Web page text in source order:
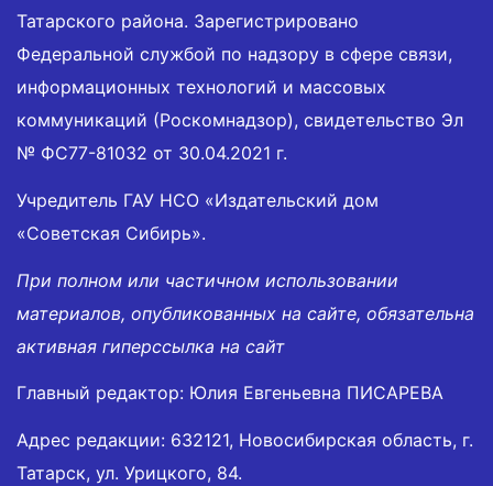
Татарского района. Зарегистрировано
Федеральной службой по надзору в сфере связи,
информационных технологий и массовых
коммуникаций (Роскомнадзор), свидетельство Эл
№ ФС77-81032 от 30.04.2021 г.
Учредитель ГАУ НСО «Издательский дом
«Советская Сибирь».
При полном или частичном использовании
материалов, опубликованных на сайте, обязательна
активная гиперссылка на сайт
Главный редактор: Юлия Евгеньевна ПИСАРЕВА
Адрес редакции: 632121, Новосибирская область, г.
Татарск, ул. Урицкого, 84.